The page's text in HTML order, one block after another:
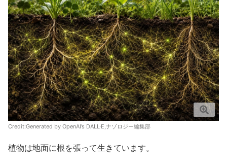
Credit:Generated by OpenAI’s DALL·E,ナゾロジー編集部
植物は地面に根を張って生きています。